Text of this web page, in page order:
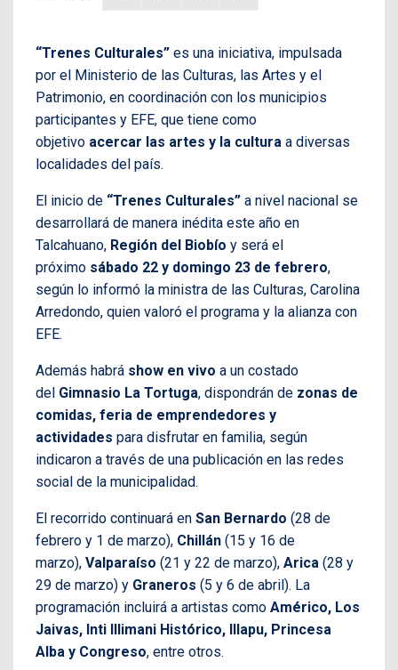
“Trenes Culturales” es una iniciativa, impulsada
por el Ministerio de las Culturas, las Artes y el
Patrimonio, en coordinación con los municipios
participantes y EFE, que tiene como
objetivo acercar las artes y la cultura a diversas
localidades del país.
El inicio de “Trenes Culturales” a nivel nacional se
desarrollará de manera inédita este año en
Talcahuano, Región del Biobío y será el
próximo sábado 22 y domingo 23 de febrero,
según lo informó la ministra de las Culturas, Carolina
Arredondo, quien valoró el programa y la alianza con
EFE.
Además habrá show en vivo a un costado
del Gimnasio La Tortuga, dispondrán de zonas de
comidas, feria de emprendedores y
actividades para disfrutar en familia, según
indicaron a través de una publicación en las redes
social de la municipalidad.
El recorrido continuará en San Bernardo (28 de
febrero y 1 de marzo), Chillán (15 y 16 de
marzo), Valparaíso (21 y 22 de marzo), Arica (28 y
29 de marzo) y Graneros (5 y 6 de abril). La
programación incluirá a artistas como Américo, Los
Jaivas, Inti Illimani Histórico, Illapu, Princesa
Alba y Congreso, entre otros.